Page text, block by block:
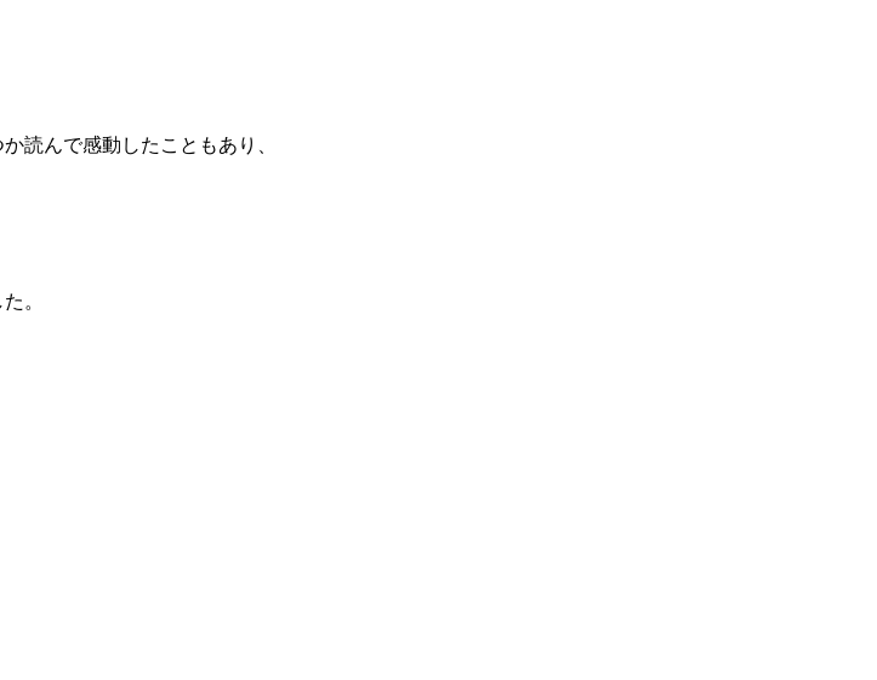
読んで感動したこともあり、
。